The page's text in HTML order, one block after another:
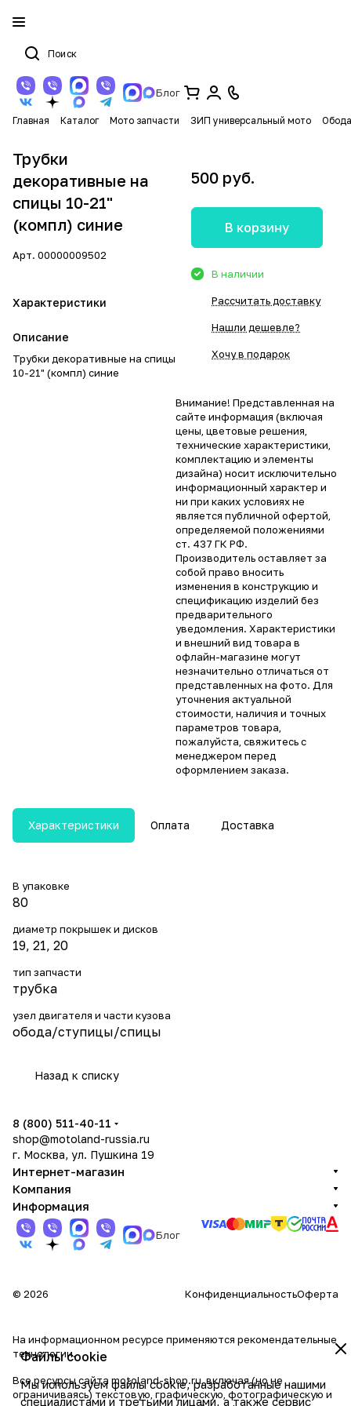
Блог
Главная Каталог Мото запчасти ЗИП универсальный мото
Трубки
декоративные на
спицы 10-21"
(компл) синие
Арт. 00000009502
Характеристики
Описание
Трубки декоративные на спицы
10-21" (компл) синие
500 руб.
В корзину
В наличии
Рассчитать доставку
Нашли дешевле?
Хочу в подарок
Внимание! Представленная на
сайте информация (включая
цены, цветовые решения,
технические характеристики,
комплектацию и элементы
дизайна) носит исключительно
информационный характер и
ни при каких условиях не
является публичной офертой,
определяемой положениями
ст. 437 ГК РФ.
Производитель оставляет за
собой право вносить
изменения в конструкцию и
спецификацию изделий без
предварительного
уведомления. Характеристики
и внешний вид товара в
офлайн-магазине могут
незначительно отличаться от
представленных на фото. Для
уточнения актуальной
стоимости, наличия и точных
параметров товара,
пожалуйста, свяжитесь с
менеджером перед
оформлением заказа.
Характеристики Оплата Доставка
В упаковке
80
диаметр покрышек и дисков
19, 21, 20
тип запчасти
трубка
узел двигателя и части кузова
обода/ступицы/спицы
Назад к списку
Файлы cookie
Мы используем файлы cookie, разработанные нашими
специалистами и третьими лицами, а также сервис
8 (800) 511-40-11
shop@motoland-russia.ru
г. Москва, ул. Пушкина 19
Интернет-магазин
Компания
Информация
Блог
© 2026 КонфиденциальностьОферта
На информационном ресурсе применяются рекомендательные
технологии.
Все ресурсы сайта motoland-shop.ru, включая (но не
ограничиваясь) текстовую, графическую, фотографическую и